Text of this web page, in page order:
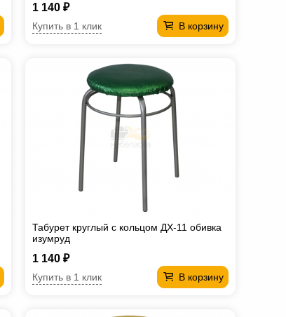
1 140 ₽
В корзину
Купить в 1 клик
Табурет круглый с кольцом ДХ-11 обивка
изумруд
1 140 ₽
В корзину
Купить в 1 клик